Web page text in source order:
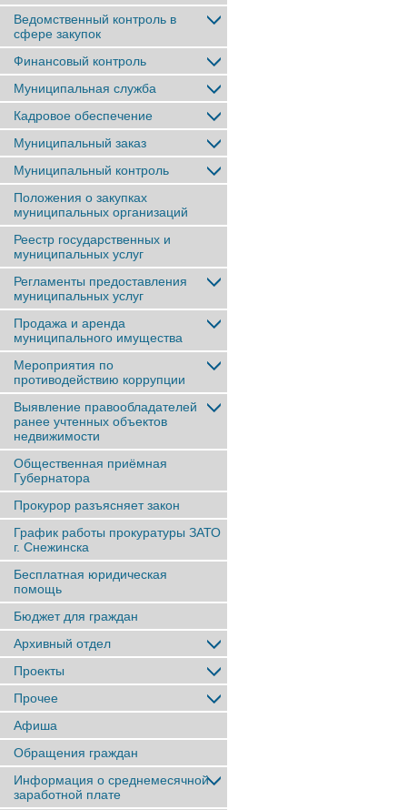
Ведомственный контроль в
сфере закупок
Финансовый контроль
Муниципальная служба
Кадровое обеспечение
Муниципальный заказ
Муниципальный контроль
Положения о закупках
муниципальных организаций
Реестр государственных и
муниципальных услуг
Регламенты предоставления
муниципальных услуг
Продажа и аренда
муниципального имущества
Мероприятия по
противодействию коррупции
Выявление правообладателей
ранее учтенныx объектов
недвижимости
Общественная приёмная
Губернатора
Прокурор разъясняет закон
График работы прокуратуры ЗАТО
г. Снежинска
Бесплатная юридическая
помощь
Бюджет для граждан
Архивный отдел
Проекты
Прочее
Афиша
Обращения граждан
Информация о среднемесячной
заработной плате